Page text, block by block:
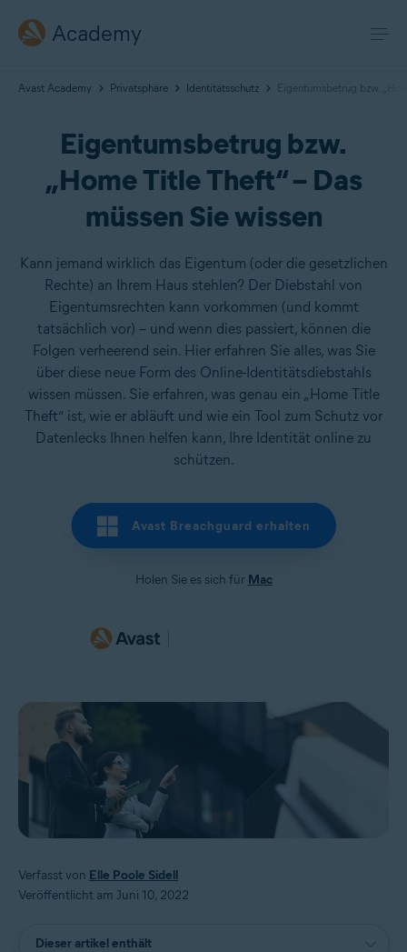
Academy
Avast Academy Privatsphäre Identitätsschutz Eigentumsbetrug bzw.
Eigentumsbetrug bzw.
„Home Title Theft“ – Das
müssen Sie wissen
Kann jemand wirklich das Eigentum (oder die gesetzlichen
Rechte) an Ihrem Haus stehlen? Der Diebstahl von
Eigentumsrechten kann vorkommen (und kommt
tatsächlich vor) – und wenn dies passiert, können die
Folgen verheerend sein. Hier erfahren Sie alles, was Sie
über diese neue Form des Online-Identitätsdiebstahls
wissen müssen. Sie erfahren, was genau ein „Home Title
Theft“ ist, wie er abläuft und wie ein Tool zum Schutz vor
Datenlecks Ihnen helfen kann, Ihre Identität online zu
schützen.
Avast Breachguard erhalten
Holen Sie es sich für Mac
Verfasst von Elle Poole Sidell
Veröffentlicht am Juni 10, 2022
Dieser artikel enthält